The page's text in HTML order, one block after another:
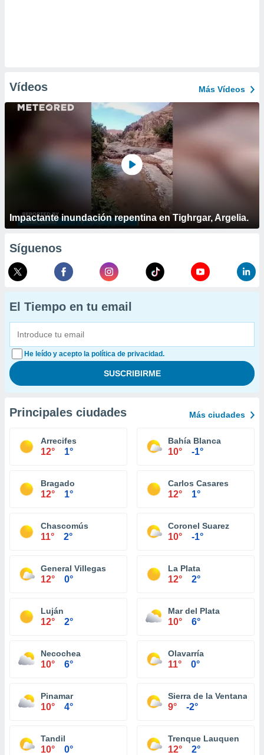
Vídeos Más Vídeos
Impactante inundación repentina en Tighrgar, Argelia.
Síguenos
El Tiempo en tu email
He leído y acepto la política de privacidad.
Principales ciudades Más ciudades
Arrecifes
12° 1°
Bahía Blanca
10° -1°
Bragado
12° 1°
Carlos Casares
12° 1°
Chascomús
11° 2°
Coronel Suarez
10° -1°
General Villegas
12° 0°
La Plata
12° 2°
Luján
12° 2°
Mar del Plata
10° 6°
Necochea
10° 6°
Olavarría
11° 0°
Pinamar
10° 4°
Sierra de la Ventana
9° -2°
Tandil
10° 0°
Trenque Lauquen
12° 2°